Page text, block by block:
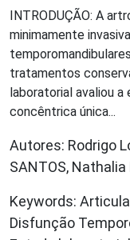
INTRODUÇÃO: A
minimamente
tratamentos
laboratorial avaliou a
concêntrica única...
Autores: Rodrigo
SANTOS, Nathalia
Keywords:
Disfunção